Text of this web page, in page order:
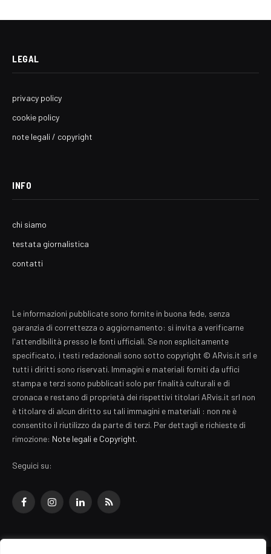
LEGAL
privacy policy
cookie policy
note legali / copyright
INFO
chi siamo
testata giornalistica
contatti
Le informazioni pubblicate sono fornite in buona fede, senza
garanzia di correttezza o aggiornamento: si invita a verificarne
l'attendibilità presso le fonti ufficiali. Se non esplicitamente
specificato, i testi redazionali sono sotto copyright © ARvis.it srl e
tutti i diritti sono riservati. Immagini e materiali forniti da uffici
stampa e terzi sono pubblicati solo per finalità culturali e di
cronaca e restano di proprietà dei rispettivi titolari ARvis.it srl non
è titolare di alcun diritto su tali immagini e materiali : non ne è
consentito il riutilizzo da parte di terzi. Per dettagli e richieste di
rimozione: Note legali e Copyright.
Seguici su:
FacebookInstagramLinkedInRSS